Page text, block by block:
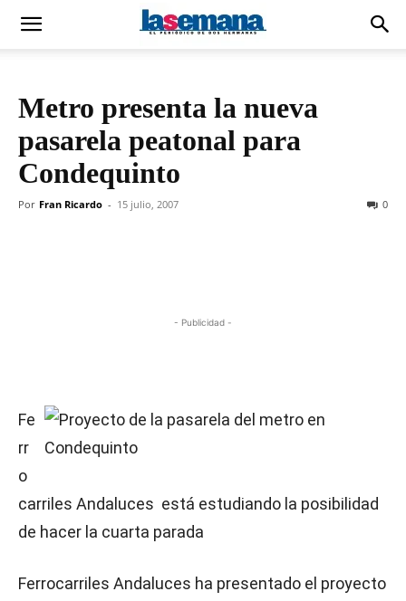
Metro presenta la nueva
pasarela peatonal para
Condequinto
Por Fran Ricardo - 15 julio, 2007 0
- Publicidad -
Fe
rr
o
carriles Andaluces está estudiando la posibilidad
de hacer la cuarta parada
Ferrocarriles Andaluces ha presentado el proyecto